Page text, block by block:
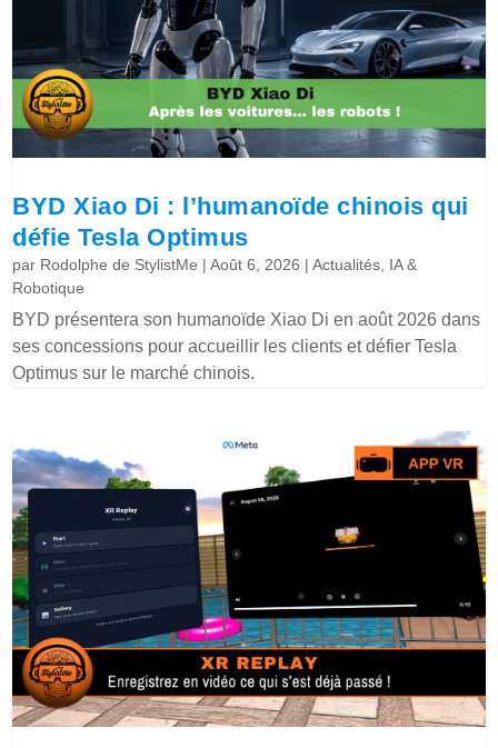
BYD Xiao Di : l’humanoïde chinois qui
défie Tesla Optimus
par Rodolphe de StylistMe |Août 6, 2026 |Actualités IA &
Robotique
BYD présentera son humanoïde Xiao Di en août 2026 dans
ses concessions pour accueillir les clients et défier Tesla
Optimus sur le marché chinois.